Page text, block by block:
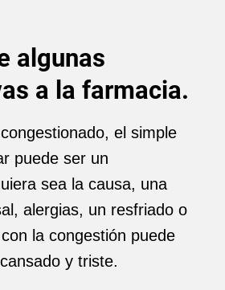
algunas
a la farmacia.
el simple
puede ser un
sea la causa, una
alergias, un resfriado o
la congestión puede
y triste.